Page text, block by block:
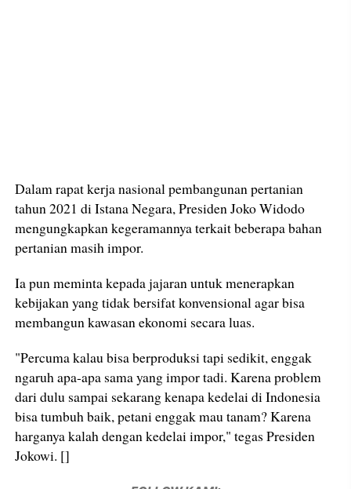
Dalam rapat kerja nasional pembangunan pertanian
tahun 2021 di Istana Negara, Presiden Joko Widodo
mengungkapkan kegeramannya terkait beberapa bahan
pertanian masih impor.
Ia pun meminta kepada jajaran untuk menerapkan
kebijakan yang tidak bersifat konvensional agar bisa
membangun kawasan ekonomi secara luas.
"Percuma kalau bisa berproduksi tapi sedikit, enggak
ngaruh apa-apa sama yang impor tadi. Karena problem
dari dulu sampai sekarang kenapa kedelai di Indonesia
bisa tumbuh baik, petani enggak mau tanam? Karena
harganya kalah dengan kedelai impor," tegas Presiden
Jokowi. []